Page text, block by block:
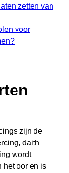
zetten van
voor
zijn de
daith
wordt
het oor en is